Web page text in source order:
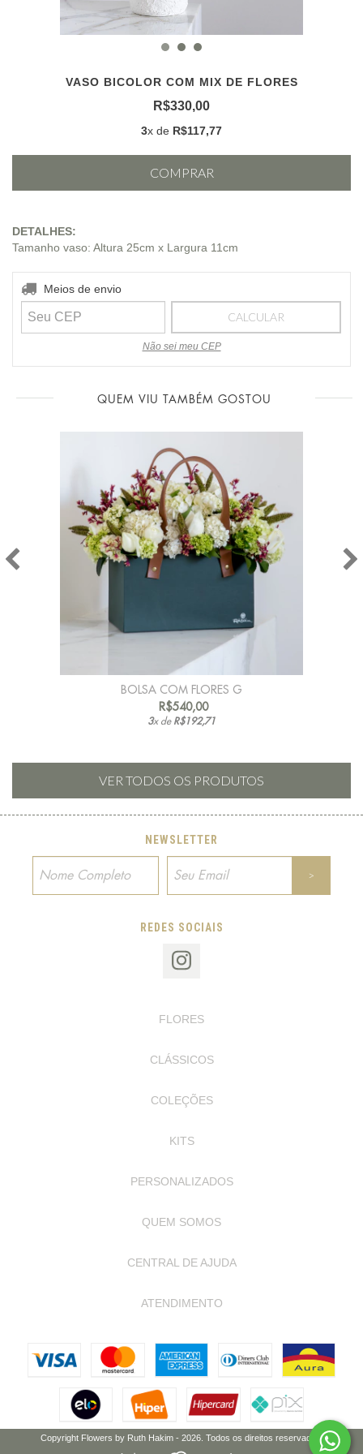
VASO BICOLOR COM MIX DE FLORES
R$330,00
3x de R$117,77
DETALHES:
Tamanho vaso: Altura 25cm x Largura 11cm
Entregas para o CEP:
Meios de envio
CALCULAR
Não sei meu CEP
QUEM VIU TAMBÉM GOSTOU
BOLSA COM FLORES G
R$540,00
3x de R$192,71
VER TODOS OS PRODUTOS
NEWSLETTER
REDES SOCIAIS
FLORES
CLÁSSICOS
COLEÇÕES
KITS
PERSONALIZADOS
QUEM SOMOS
CENTRAL DE AJUDA
ATENDIMENTO
Copyright Flowers by Ruth Hakim - 2026. Todos os direitos reservados.